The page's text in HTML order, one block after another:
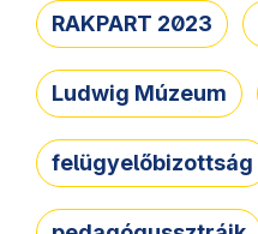
RAKPART 2023
Ludwig Múzeum
felügyelőbizottság